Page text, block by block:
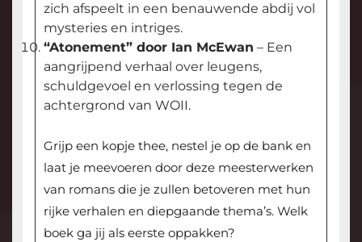
zich afspeelt in een benauwende abdij vol
mysteries en intriges.
“Atonement” door Ian McEwan – Een
aangrijpend verhaal over leugens,
schuldgevoel en verlossing tegen de
achtergrond van WOII.
Grijp een kopje thee, nestel je op de bank en
laat je meevoeren door deze meesterwerken
van romans die je zullen betoveren met hun
rijke verhalen en diepgaande thema’s. Welk
boek ga jij als eerste oppakken?